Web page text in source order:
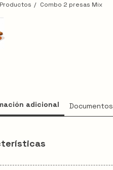
Productos Combo 2 presas Mix
adicional Documentos